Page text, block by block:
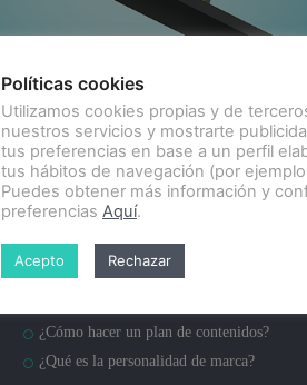
¿Qué es posicionamiento SEO?
¿Cómo hacer un plan de contenidos?
¿Qué es la personalidad de marca?
Políticas cookies
Utilizamos cookies propias y de
nuestros servicios y mostrarte
tus preferencias en base a un perfil
tus hábitos de navegación (por
Puedes obtener más información y
preferencias Aquí.
Acepto Rechazar